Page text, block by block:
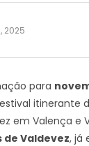
2025
para
itinerante
em Valença e
de Valdevez, já